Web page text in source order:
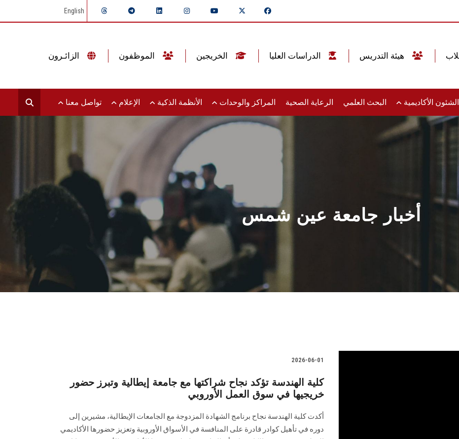
English
الشئون الأكاديمية البحث العلمي الرعاية الصحية المراكز والوحدات الأنظمة الذكية الإعلام تواصل معنا
أخبار جامعة عين شمس
2026-06-01
كلية الهندسة تؤكد نجاح شراكتها مع جامعة إيطالية وتبرز حضور
خريجيها في سوق العمل الأوروبي
أكدت كلية الهندسة نجاح برنامج الشهادة المزدوجة مع الجامعات الإيطالية، مشيرين إلى
دوره في تأهيل كوادر قادرة على المنافسة في الأسواق الأوروبية وتعزيز حضورها الأكاديمي